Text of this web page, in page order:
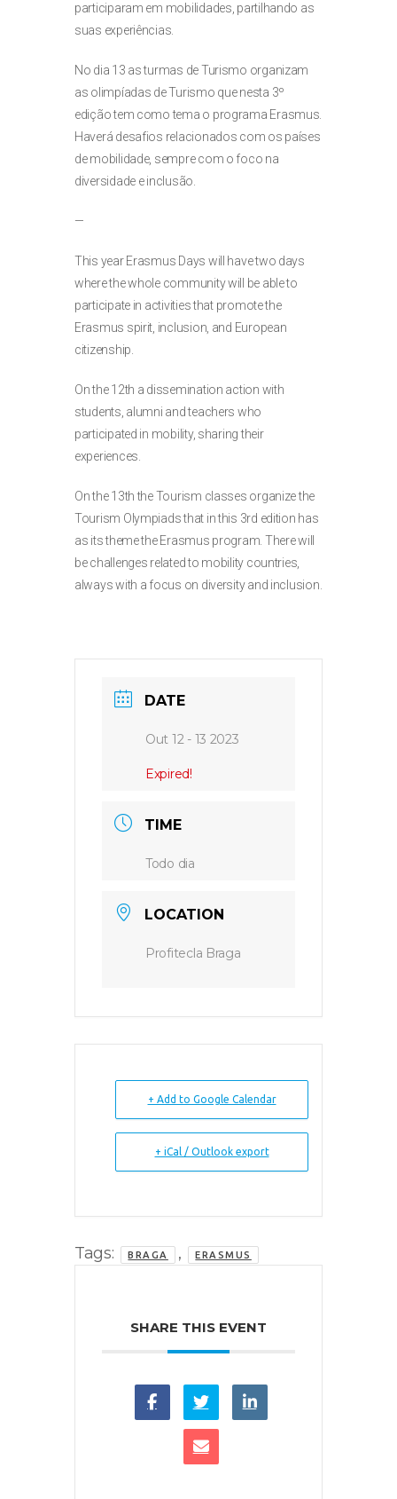
participaram em mobilidades, partilhando as
suas experiências.
No dia 13 as turmas de Turismo organizam
as olimpíadas de Turismo que nesta 3º
edição tem como tema o programa Erasmus.
Haverá desafios relacionados com os países
de mobilidade, sempre com o foco na
diversidade e inclusão.
—
This year Erasmus Days will have two days
where the whole community will be able to
participate in activities that promote the
Erasmus spirit, inclusion, and European
citizenship.
On the 12th a dissemination action with
students, alumni and teachers who
participated in mobility, sharing their
experiences.
On the 13th the Tourism classes organize the
Tourism Olympiads that in this 3rd edition has
as its theme the Erasmus program. There will
be challenges related to mobility countries,
always with a focus on diversity and inclusion.
DATE
Out 12 - 13 2023
Expired!
TIME
Todo dia
LOCATION
Profitecla Braga
+ Add to Google Calendar
+ iCal / Outlook export
Tags: BRAGA , ERASMUS
SHARE THIS EVENT